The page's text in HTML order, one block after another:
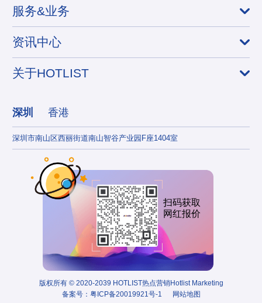
服务&业务
资讯中心
关于HOTLIST
深圳 香港
深圳市南山区西丽街道南山智谷产业园F座1404室
扫码获取
网红报价
版权所有 © 2020-2039 HOTLIST热点营销Hotlist Marketing
备案号： 粤ICP备20019921号-1 网站地图